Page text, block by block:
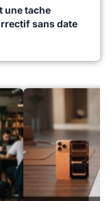
une tache
sans date